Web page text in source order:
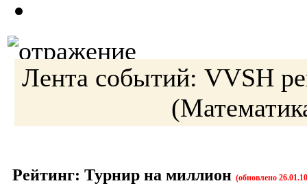
Лента событий: VVSH
Рейтинг: Турнир на миллион (обновлено